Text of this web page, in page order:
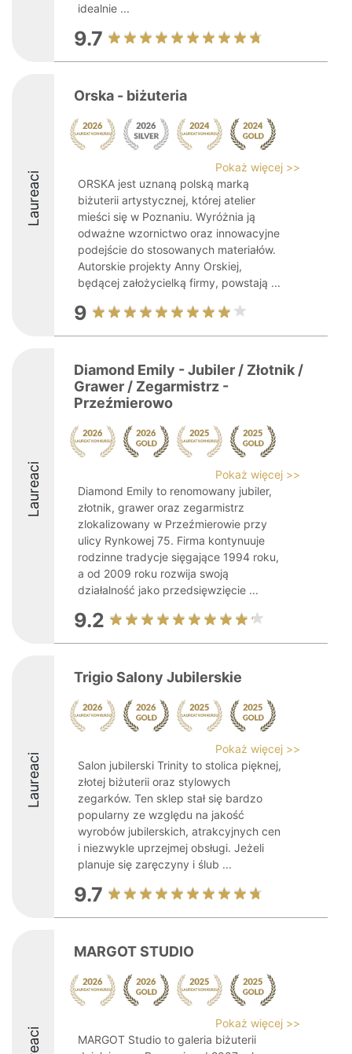
idealnie ...
9.7
Laureaci
Orska - biżuteria
Pokaż więcej >>
ORSKA jest uznaną polską marką
biżuterii artystycznej, której atelier
mieści się w Poznaniu. Wyróżnia ją
odważne wzornictwo oraz innowacyjne
podejście do stosowanych materiałów.
Autorskie projekty Anny Orskiej,
będącej założycielką firmy, powstają ...
9
Laureaci
Diamond Emily - Jubiler / Złotnik /
Grawer / Zegarmistrz -
Przeźmierowo
Pokaż więcej >>
Diamond Emily to renomowany jubiler,
złotnik, grawer oraz zegarmistrz
zlokalizowany w Przeźmierowie przy
ulicy Rynkowej 75. Firma kontynuuje
rodzinne tradycje sięgające 1994 roku,
a od 2009 roku rozwija swoją
działalność jako przedsięwzięcie ...
9.2
Laureaci
Trigio Salony Jubilerskie
Pokaż więcej >>
Salon jubilerski Trinity to stolica pięknej,
złotej biżuterii oraz stylowych
zegarków. Ten sklep stał się bardzo
popularny ze względu na jakość
wyrobów jubilerskich, atrakcyjnych cen
i niezwykle uprzejmej obsługi. Jeżeli
planuje się zaręczyny i ślub ...
9.7
MARGOT STUDIO
Pokaż więcej >>
MARGOT Studio to galeria biżuterii